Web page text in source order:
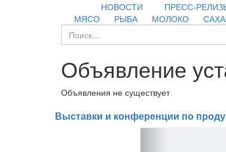
НОВОСТИ ПРЕСС-
МЯСО
РЫБА МОЛОКО
Объявление
Объявления не существует
Выставки и конференции по